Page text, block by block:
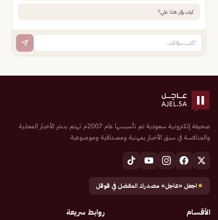
كيف يؤثر هذا علي؟
صحيفة إلكترونية سعودية تم تأسيسها عام 2007م تهتم بنشر الأخبار المحلية
والمنافسة في سبق الأخبار بمهنية ومصداقية وموضوعية
★اجعل «عاجل» مصدرك المفضل في قوقل
الأقسام روابط سريعة